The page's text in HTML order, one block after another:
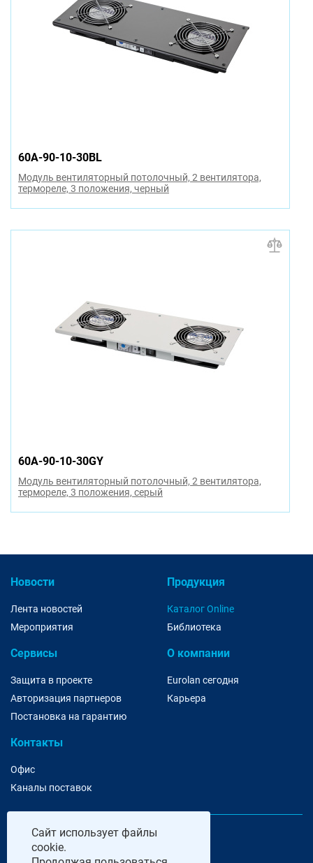
60A-90-10-30BL
Модуль вентиляторный потолочный, 2 вентилятора,
термореле, 3 положения, черный
60A-90-10-30GY
Модуль вентиляторный потолочный, 2 вентилятора,
термореле, 3 положения, серый
Новости
Лента новостей
Мероприятия
Продукция
Каталог Online
Библиотека
Сервисы
Защита в проекте
Авторизация партнеров
Постановка на гарантию
О компании
Eurolan сегодня
Карьера
Контакты
Офис
Каналы поставок
Сайт использует файлы
cookie.